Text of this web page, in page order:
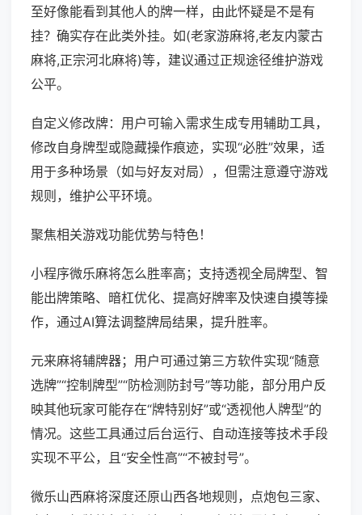
至好像能看到其他人的牌一样，由此怀疑是不是有
挂？确实存在此类外挂。如(老家游麻将,老友内蒙古
麻将,正宗河北麻将)等，建议通过正规途径维护游戏
公平。
自定义修改牌：用户可输入需求生成专用辅助工具，
修改自身牌型或隐藏操作痕迹，实现“必胜”效果，适
用于多种场景（如与好友对局），但需注意遵守游戏
规则，维护公平环境。
聚焦相关游戏功能优势与特色！
小程序微乐麻将怎么胜率高；支持透视全局牌型、智
能出牌策略、暗杠优化、提高好牌率及快速自摸等操
作，通过AI算法调整牌局结果，提升胜率。
元来麻将辅牌器；用户可通过第三方软件实现“随意
选牌”“控制牌型”“防检测防封号”等功能，部分用户反
映其他玩家可能存在“牌特别好”或“透视他人牌型”的
情况。这些工具通过后台运行、自动连接等技术手段
实现不平公，且“安全性高”“不被封号”。
微乐山西麻将深度还原山西各地规则，点炮包三家、